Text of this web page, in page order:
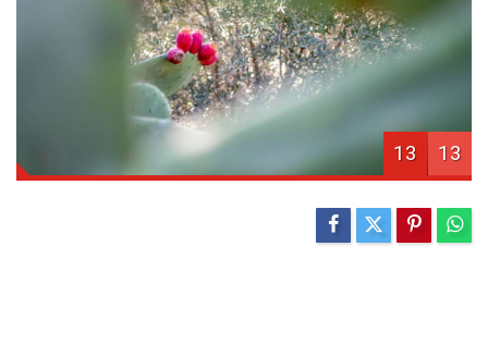
13 13